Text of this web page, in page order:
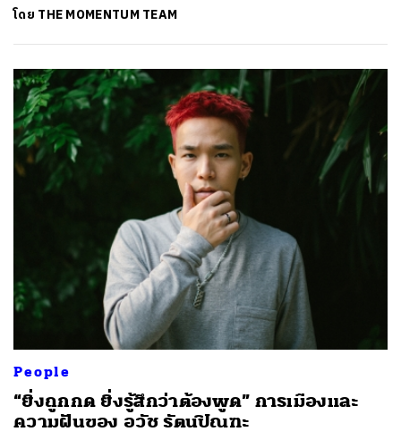
โดย THE MOMENTUM TEAM
People
“ยิ่งถูกกด ยิ่งรู้สึกว่าต้องพูด” การเมืองและ
ความฝันของ อวัช รัตนปิณฑะ
SHARE TWEET